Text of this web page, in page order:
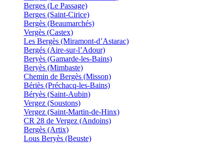
Berges (Le Passage)
Berges (Saint-Cirice)
Bergès (Beaumarchés)
Vergès (Castex)
Les Bergès (Miramont-d’Astarac)
Bergés (Aire-sur-l’Adour)
Beryès (Gamarde-les-Bains)
Beryès (Mimbaste)
Chemin de Bergès (Misson)
Bériès (Préchacq-les-Bains)
Béryès (Saint-Aubin)
Vergez (Soustons)
Vergez (Saint-Martin-de-Hinx)
CR 28 de Vergez (Andoins)
Bergès (Artix)
Lous Beryès (Beuste)